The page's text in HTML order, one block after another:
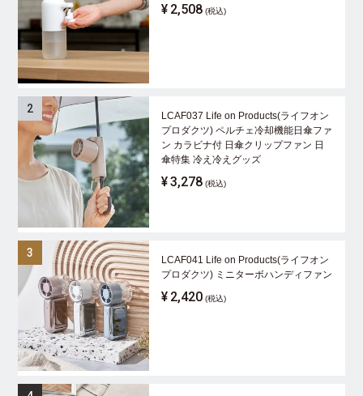
¥ 2,508 (税込)
LCAF037 Life on Products(ライフオン
プロダクツ) ペルチェ冷却機能日傘ファ
ン カラビナ付 日傘クリップファン 日
傘特集 冷え冷えグッズ
¥3,278 (税込)
LCAF041 Life on Products(ライフオン
プロダクツ) ミニターボハンディファン
¥ 2,420 (税込)